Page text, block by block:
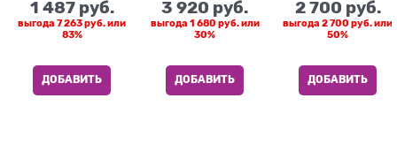
1 487 руб.
выгода 7 263 руб.или
83%
ДОБАВИТЬ
3 920 руб.
выгода 1 680 руб.или
30%
ДОБАВИТЬ
2 700 руб.
выгода 2 700 руб.или
50%
ДОБАВИТЬ